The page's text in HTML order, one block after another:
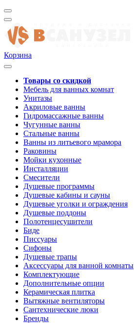
Корзина
Товары со скидкой
Мебель для ванных комнат
Унитазы
Акриловые ванны
Гидромассажные ванны
Чугунные ванны
Стальные ванны
Ванны из литьевого мрамора
Раковины
Мойки кухонные
Инсталляции
Смесители
Душевые программы
Душевые кабины и сауны
Душевые уголки и ограждения
Душевые поддоны
Полотенцесушители
Биде
Писсуары
Сифоны
Душевые трапы
Аксессуары для ванной комнаты
Комплектующие
Дополнительные опции
Керамическая плитка
Вытяжные вентиляторы
Сантехнические люки
Бренды